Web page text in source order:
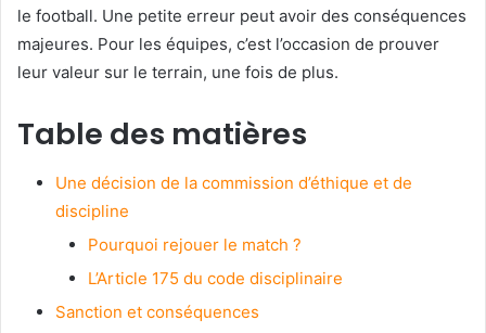
le football. Une petite erreur peut avoir des conséquences
majeures. Pour les équipes, c’est l’occasion de prouver
leur valeur sur le terrain, une fois de plus.
Table des matières
Une décision de la commission d’éthique et de
discipline
Pourquoi rejouer le match ?
L’Article 175 du code disciplinaire
Sanction et conséquences